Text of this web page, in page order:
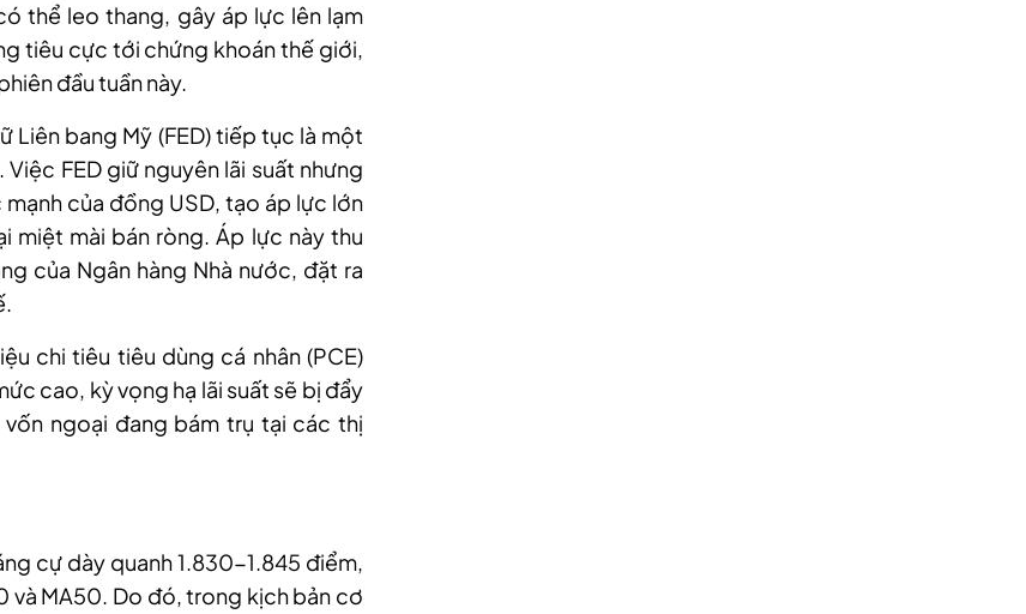
thể leo thang, gây áp lực lên lạm
tiêu cực tới chứng khoán thế giới,
đầu tuầnnày.
Liên bang Mỹ (FED) tiếp tục là một
FED giữ nguyên lãi suất nhưng
của đồng USD, tạo áp lực lớn
miệt mài bán ròng. Áp lực này thu
của Ngân hàng Nhà nước, đặt ra
chi tiêu tiêu dùng cá nhân (PCE)
cao, kỳ vọng hạ lãi suất sẽ bị đẩy
ngoại đang bám trụ tại các thị
cự dày quanh 1.830-1.845 điểm,
và MA50. Do đó, trong kịch bản cơ